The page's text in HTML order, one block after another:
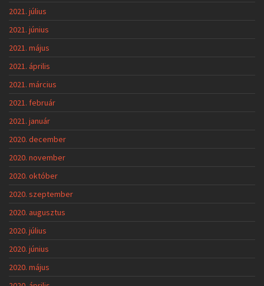
2021. július
2021. június
2021. május
2021. április
2021. március
2021. február
2021. január
2020. december
2020. november
2020. október
2020. szeptember
2020. augusztus
2020. július
2020. június
2020. május